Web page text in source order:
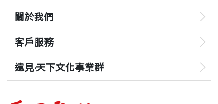
關於我們
客戶服務
遠見‧天下文化事業群